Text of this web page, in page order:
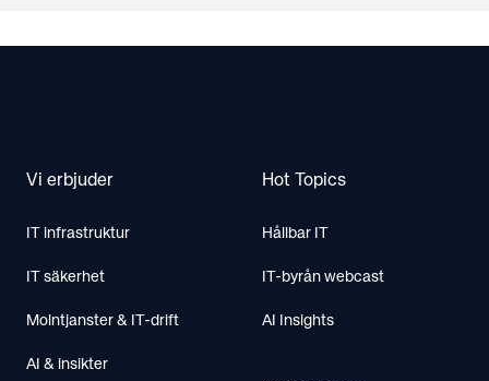
Vi erbjuder
IT infrastruktur
IT säkerhet
Molntjanster & IT-drift
AI & insikter
Hot Topics
Hållbar IT
IT-byrån webcast
AI Insights